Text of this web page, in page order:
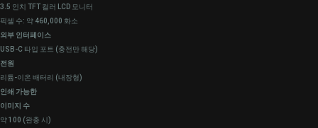
3.5 인치 TFT 컬러 LCD 모니터
픽셀 수: 약 460,000 화소
외부 인터페이스
USB-C 타입 포트 (충전만 해당)
전원
리튬-이온 배터리 (내장형)
인쇄 가능한
이미지 수
약 100 (완충 시)